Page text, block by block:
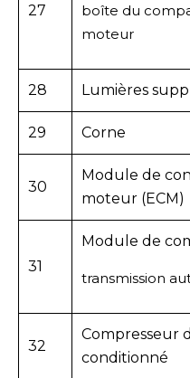
27
boîte du
moteur
28 Lumières
29 Corne
30
Module de
moteur (ECM)
31
Module de
transmission
32
Compresseur
conditionné